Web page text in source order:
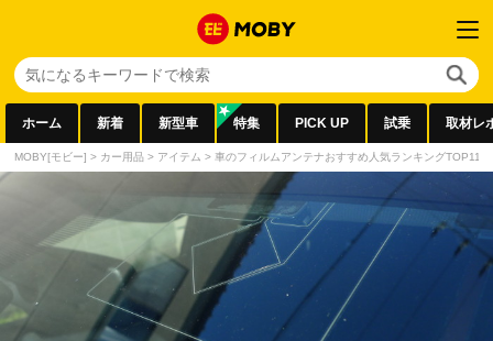
ホーム 新着 新型車 特集 PICK UP 試乗 取材レ
MOBY[モビー] > カー用品 > アイテム > 車のフィルムアンテナおすすめ人気ランキングTOP11